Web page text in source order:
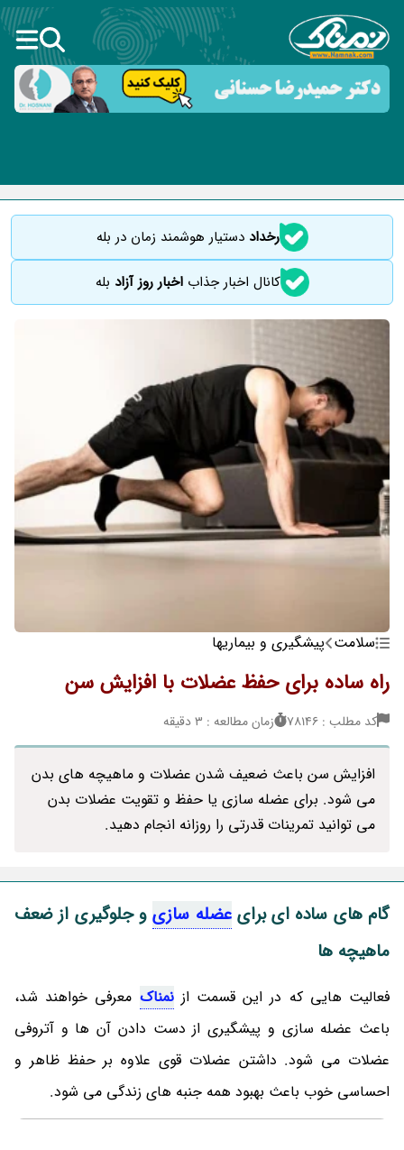
رخداددستیار هوشمند زمان در بله
کانال اخبار جذاباخبار روز آزاد بله
سلامت پیشگیری و بیماریها
راه ساده برای حفظ عضلات با افزایش سن
کد مطلب : 78146 زمان مطالعه : 3 دقیقه
افزایش سن باعث ضعیف شدن عضلات و ماهیچه های بدن
می شود. برای عضله سازی یا حفظ و تقویت عضلات بدن
می توانید تمرینات قدرتی را روزانه انجام دهید.
گام های ساده ای برایعضله سازیو جلوگیری از ضعف
ماهیچه ها
فعالیت هایی که در این قسمت ازنمناک معرفی خواهند شد،
باعث عضله سازی و پیشگیری از دست دادن آن ها و آتروفی
عضلات می شود. داشتن عضلات قوی علاوه بر حفظ ظاهر و
احساسی خوب باعث بهبود همه جنبه های زندگی می شود.